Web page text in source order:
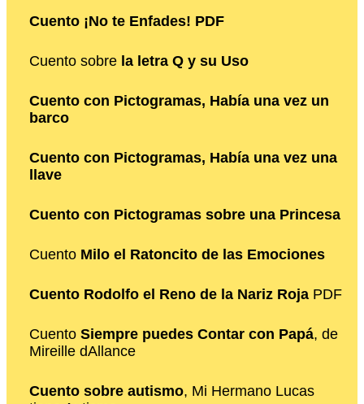
Cuento ¡No te Enfades! PDF
Cuento sobre la letra Q y su Uso
Cuento con Pictogramas, Había una vez un
barco
Cuento con Pictogramas, Había una vez una
llave
Cuento con Pictogramas sobre una Princesa
Cuento Milo el Ratoncito de las Emociones
Cuento Rodolfo el Reno de la Nariz Roja PDF
Cuento Siempre puedes Contar con Papá, de
Mireille dAllance
Cuento sobre autismo, Mi Hermano Lucas